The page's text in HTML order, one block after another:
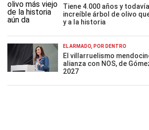
Tiene 4.000 años y
increíble árbol de olivo
y a la historia
EL ARMADO, POR DENTRO
El villarruelismo
alianza con NOS, de
2027